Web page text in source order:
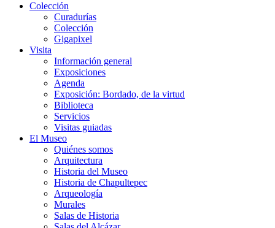
Colección
Curadurías
Colección
Gigapixel
Visita
Información general
Exposiciones
Agenda
Exposición: Bordado, de la virtud
Biblioteca
Servicios
Visitas guiadas
El Museo
Quiénes somos
Arquitectura
Historia del Museo
Historia de Chapultepec
Arqueología
Murales
Salas de Historia